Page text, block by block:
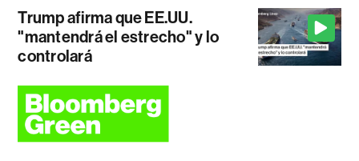
Trump afirma que EE.UU.
"mantendrá el estrecho" y lo
controlará